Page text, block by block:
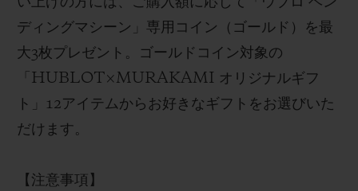
ディングマシーン」専用コイン（ゴールド）を最
大3枚プレゼント 。ゴールドコイン対象の
HUBLOT×MURAKAMI オリジナルギフ
ト
12アイテムからお好きなギフトをお選びいた
だけます。
【 注意事項 】